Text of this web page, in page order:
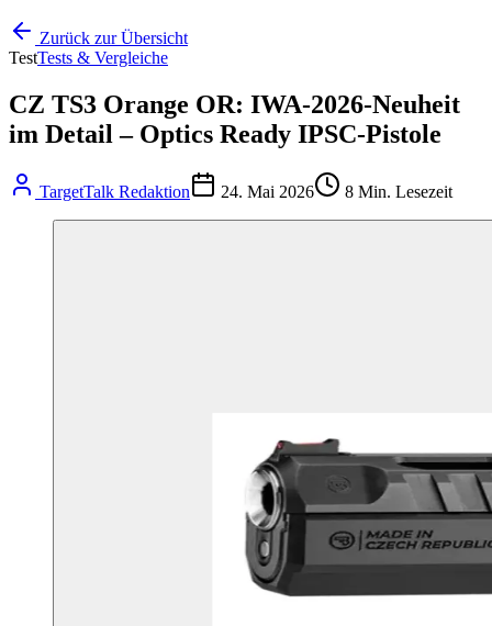
Zurück zur Übersicht
TestTests & Vergleiche
CZ TS3 Orange OR: IWA-2026-Neuheit
im Detail – Optics Ready IPSC-Pistole
TargetTalk Redaktion 24. Mai 2026 8 Min. Lesezeit